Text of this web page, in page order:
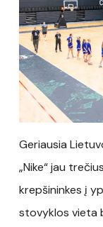
Geriausia
„Nike“ jau
krepšininkes į
stovyklos vieta